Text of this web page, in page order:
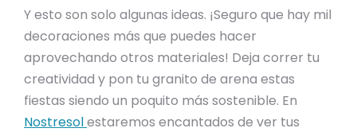
Y esto son solo algunas ideas. ¡Seguro que hay mil
decoraciones más que puedes hacer
aprovechando otros materiales! Deja correr tu
creatividad y pon tu granito de arena estas
fiestas siendo un poquito más sostenible. En
Nostresolestaremos encantados de ver tus